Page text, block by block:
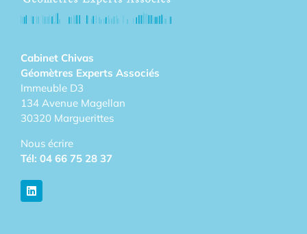
Cabinet Chivas
Géomètres Experts Associés
Immeuble D3
134 Avenue Magellan
30320 Marguerittes
Nous écrire
Tél: 04 66 75 28 37